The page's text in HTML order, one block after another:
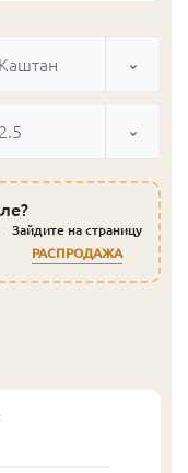
Каштан
2.5
Зайдите на страницу
РАСПРОДАЖА